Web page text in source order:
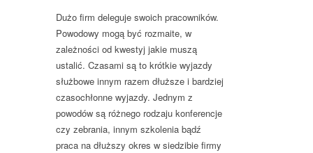
Dużo firm deleguje swoich pracowników.
Powodowy mogą być rozmaite, w
zależności od kwestyj jakie muszą
ustalić. Czasami są to krótkie wyjazdy
służbowe innym razem dłuższe i bardziej
czasochłonne wyjazdy. Jednym z
powodów są różnego rodzaju konferencje
czy zebrania, innym szkolenia bądź
praca na dłuższy okres w siedzibie firmy